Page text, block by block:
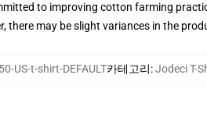
to improving cotton farming
there may be slight variances in the
US-t-shirt-DEFAULT카테고리:Jodeci T-